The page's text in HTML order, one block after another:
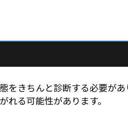
きちんと診断する必要があ
る可能性があります。